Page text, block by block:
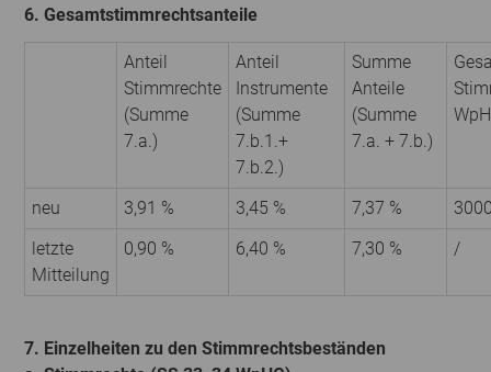
6. Gesamtstimmrechtsanteile
Anteil
Stimmrechte
(Summe
7.a.)
Anteil
Instrumente
(Summe
7.b.1.+
7.b.2.)
Summe
Anteile
(Summe
7.a. + 7.b.)
neu 3,91 % 3,45 % 7,37 %
letzte
Mitteilung
0,90 % 6,40 % 7,30 % /
7. Einzelheiten zu den Stimmrechtsbeständen